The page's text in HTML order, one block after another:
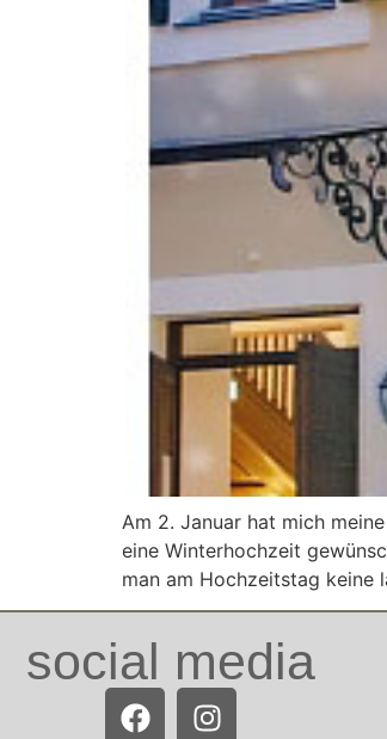
Am 2. Januar hat mich
eine Winterhochzeit
man am Hochzeitstag keine
social media